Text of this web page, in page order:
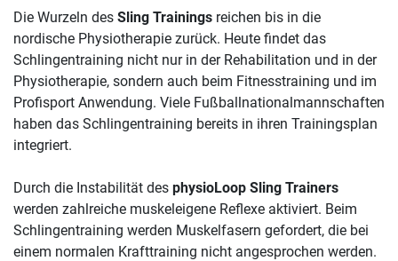
Die Wurzeln des Sling Trainings reichen bis in die
nordische Physiotherapie zurück. Heute findet das
Schlingentraining nicht nur in der Rehabilitation und in der
Physiotherapie, sondern auch beim Fitnesstraining und im
Profisport Anwendung. Viele Fußballnationalmannschaften
haben das Schlingentraining bereits in ihren Trainingsplan
integriert.
Durch die Instabilität des physioLoop Sling Trainers
werden zahlreiche muskeleigene Reflexe aktiviert. Beim
Schlingentraining werden Muskelfasern gefordert, die bei
einem normalen Krafttraining nicht angesprochen werden.